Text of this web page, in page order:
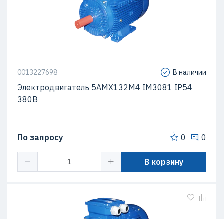
0013227698 В наличии
Электродвигатель 5АМХ132M4 IM3081 IP54
380В
По запросу 0 0
В корзину